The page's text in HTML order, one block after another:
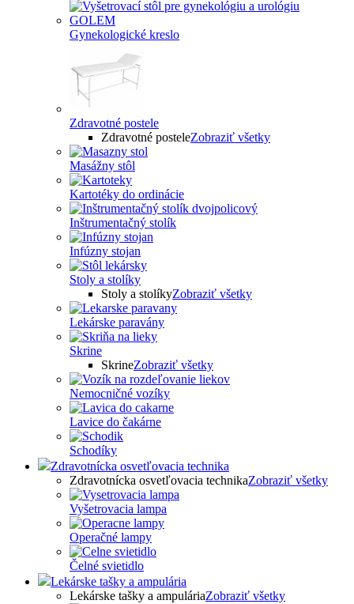
Gynekologické kreslo
Zdravotné postele
Zdravotné posteleZobraziť všetky
Masážny stôl
Kartotéky do ordinácie
Inštrumentačný stolík
Infúzny stojan
Stoly a stolíky
Stoly a stolíkyZobraziť všetky
Lekárske paravány
Skrine
SkrineZobraziť všetky
Nemocničné vozíky
Lavice do čakárne
Schodíky
Zdravotnícka osvetľovacia technika
Zdravotnícka osvetľovacia technikaZobraziť všetky
Vyšetrovacia lampa
Operačné lampy
Čelné svietidlo
Lekárske tašky a ampulária
Lekárske tašky a ampuláriaZobraziť všetky